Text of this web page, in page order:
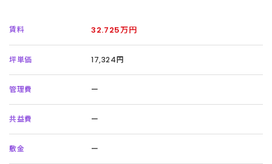
賃料 32.725万円
坪単価 17,324円
管理費 ー
共益費 ー
敷金 ー